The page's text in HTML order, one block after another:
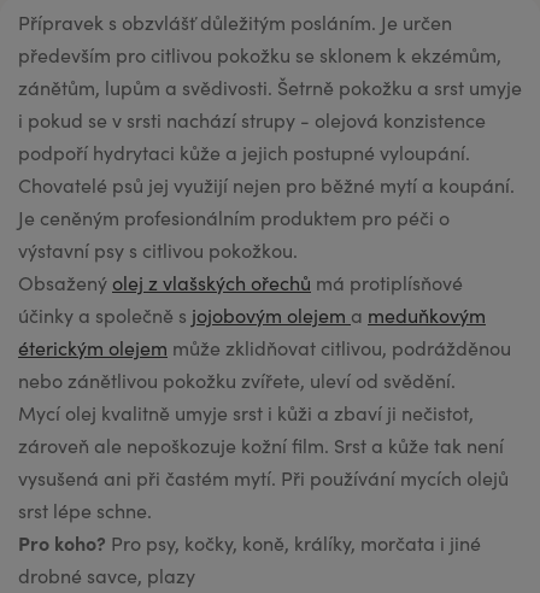
Přípravek s obzvlášť důležitým posláním. Je určen
především pro citlivou pokožku se sklonem k ekzémům,
zánětům, lupům a svědivosti. Šetrně pokožku a srst umyje
i pokud se v srsti nachází strupy - olejová konzistence
podpoří hydrytaci kůže a jejich postupné vyloupání.
Chovatelé psů jej využijí nejen pro běžné mytí a koupání.
Je ceněným profesionálním produktem pro péči o
výstavní psy s citlivou pokožkou.
Obsažený olej z vlašských ořechů má protiplísňové
účinky a společně s jojobovým olejem a meduňkovým
éterickým olejem může zklidňovat citlivou, podrážděnou
nebo zánětlivou pokožku zvířete, uleví od svědění.
Mycí olej kvalitně umyje srst i kůži a zbaví ji nečistot,
zároveň ale nepoškozuje kožní film. Srst a kůže tak není
vysušená ani při častém mytí. Při používání mycích olejů
srst lépe schne.
Pro koho? Pro psy, kočky, koně, králíky, morčata i jiné
drobné savce, plazy